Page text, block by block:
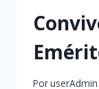
PoruserAdmin